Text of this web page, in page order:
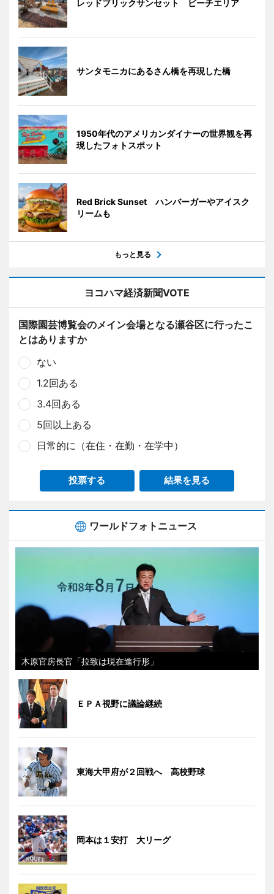
レッドブリックサンセット ビーチエリア
サンタモニカにあるさん橋を再現した橋
1950年代のアメリカンダイナーの世界観を再
現したフォトスポット
Red Brick Sunset ハンバーガーやアイスク
リームも
もっと見る
ヨコハマ経済新聞VOTE
国際園芸博覧会のメイン会場となる瀬谷区に行ったこ
とはありますか
ない
1.2回ある
3.4回ある
5回以上ある
日常的に（在住・在勤・在学中）
投票する 結果を見る
ワールドフォトニュース
木原官房長官「拉致は現在進行形」
ＥＰＡ視野に議論継続
東海大甲府が２回戦へ 高校野球
岡本は１安打 大リーグ